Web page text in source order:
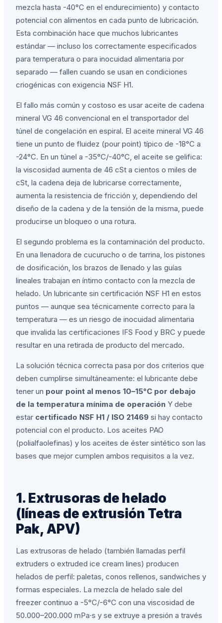
mezcla hasta -40°C en el endurecimiento) y contacto
potencial con alimentos en cada punto de lubricación.
Esta combinación hace que muchos lubricantes
estándar — incluso los correctamente especificados
para temperatura o para inocuidad alimentaria por
separado — fallen cuando se usan en condiciones
criogénicas con exigencia NSF H1.
El fallo más común y costoso es usar aceite de cadena
mineral VG 46 convencional en el transportador del
túnel de congelación en espiral. El aceite mineral VG 46
tiene un punto de fluidez (pour point) típico de -18°C a
-24°C. En un túnel a -35°C/-40°C, el aceite se gelifica:
la viscosidad aumenta de 46 cSt a cientos o miles de
cSt, la cadena deja de lubricarse correctamente,
aumenta la resistencia de fricción y, dependiendo del
diseño de la cadena y de la tensión de la misma, puede
producirse un bloqueo o una rotura.
El segundo problema es la contaminación del producto.
En una llenadora de cucurucho o de tarrina, los pistones
de dosificación, los brazos de llenado y las guías
lineales trabajan en íntimo contacto con la mezcla de
helado. Un lubricante sin certificación NSF H1 en estos
puntos — aunque sea técnicamente correcto para la
temperatura — es un riesgo de inocuidad alimentaria
que invalida las certificaciones IFS Food y BRC y puede
resultar en una retirada de producto del mercado.
La solución técnica correcta pasa por dos criterios que
deben cumplirse simultáneamente: el lubricante debe
tener un pour point al menos 10–15°C por debajo
de la temperatura mínima de operación Y debe
estar certificado NSF H1 / ISO 21469 si hay contacto
potencial con el producto. Los aceites PAO
(polialfaolefinas) y los aceites de éster sintético son las
bases que mejor cumplen ambos requisitos a la vez.
1. Extrusoras de helado
(líneas de extrusión Tetra
Pak, APV)
Las extrusoras de helado (también llamadas perfil
extruders o extruded ice cream lines) producen
helados de perfil: paletas, conos rellenos, sandwiches y
formas especiales. La mezcla de helado sale del
freezer continuo a -5°C/-6°C con una viscosidad de
50.000–200.000 mPa·s y se extruye a presión a través